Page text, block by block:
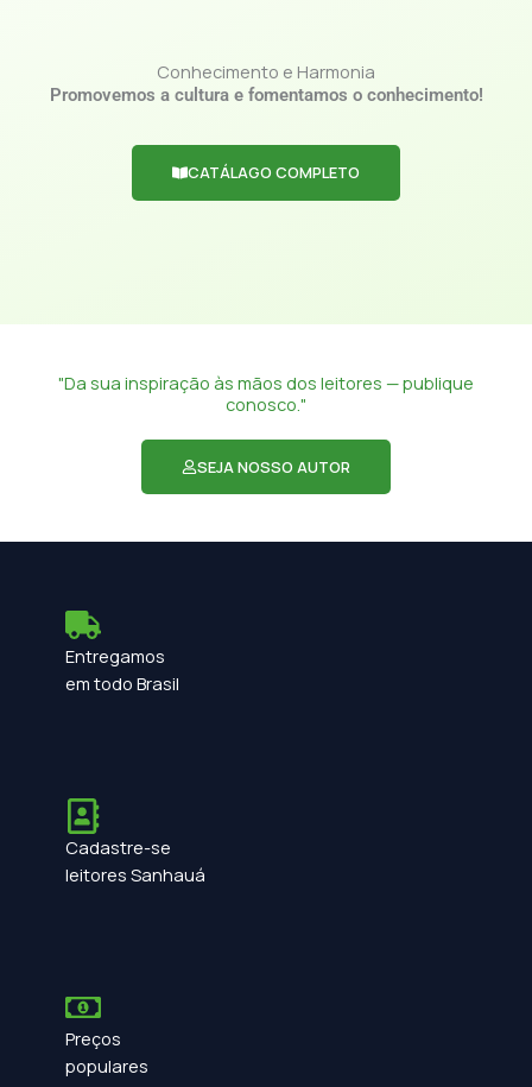
Conhecimento e Harmonia
Promovemos a cultura e fomentamos o conhecimento!
CATÁLAGO COMPLETO
"Da sua inspiração às mãos dos leitores — publique
conosco."
SEJA NOSSO AUTOR
Entregamos
em todo Brasil
Cadastre-se
leitores Sanhauá
Preços
populares